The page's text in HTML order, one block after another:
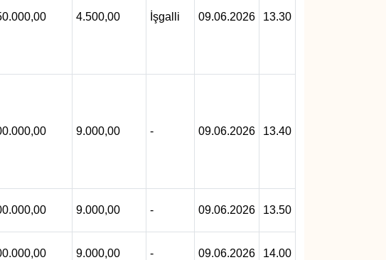
4.500,00 İşgalli 09.06.2026 13.30
9.000,00 - 09.06.2026 13.40
9.000,00 - 09.06.2026 13.50
9.000,00 - 09.06.2026 14.00